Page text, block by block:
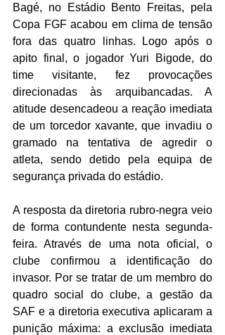
Bagé, no Estádio Bento Freitas, pela
Copa FGF acabou em clima de tensão
fora das quatro linhas. Logo após o
apito final, o jogador Yuri Bigode, do
time visitante, fez provocações
direcionadas às arquibancadas. A
atitude desencadeou a reação imediata
de um torcedor xavante, que invadiu o
gramado na tentativa de agredir o
atleta, sendo detido pela equipa de
segurança privada do estádio.
A resposta da diretoria rubro-negra veio
de forma contundente nesta segunda-
feira. Através de uma nota oficial, o
clube confirmou a identificação do
invasor. Por se tratar de um membro do
quadro social do clube, a gestão da
SAF e a diretoria executiva aplicaram a
punição máxima: a exclusão imediata